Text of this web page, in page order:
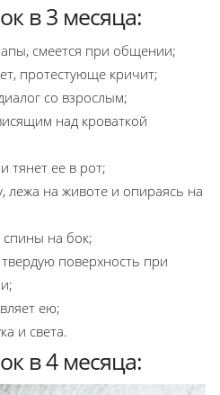
в 3 месяца:
смеется при общении;
протестующе кричит;
со взрослым;
над кроваткой
тянет ее в рот;
лежа на животе и опираясь на
спины на бок;
поверхность при
ею;
и света.
в 4 месяца: